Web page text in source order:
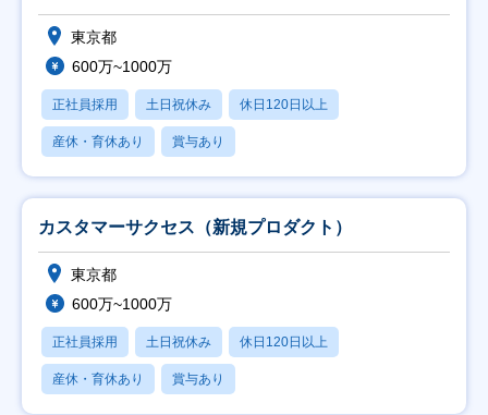
東京都
600万~1000万
正社員採用 土日祝休み 休日120日以上
産休・育休あり 賞与あり
カスタマーサクセス（新規プロダクト）
東京都
600万~1000万
正社員採用 土日祝休み 休日120日以上
産休・育休あり 賞与あり